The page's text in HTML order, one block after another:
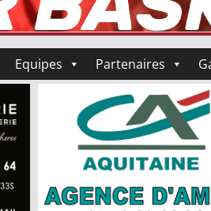
Equipes Partenaires